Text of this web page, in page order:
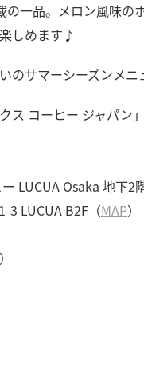
の一品。メロン風味
しめます♪
のサマーシーズンメ
コーヒー ジャパン」
LUCUA Osaka 地下2
3 LUCUA B2F（MAP）